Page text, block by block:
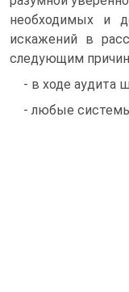
необходимых и
искажений в
следующим
- в ходе аудита
- любые системы